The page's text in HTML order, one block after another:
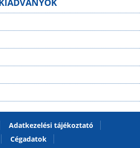
Adatkezelési tájékoztató
Cégadatok